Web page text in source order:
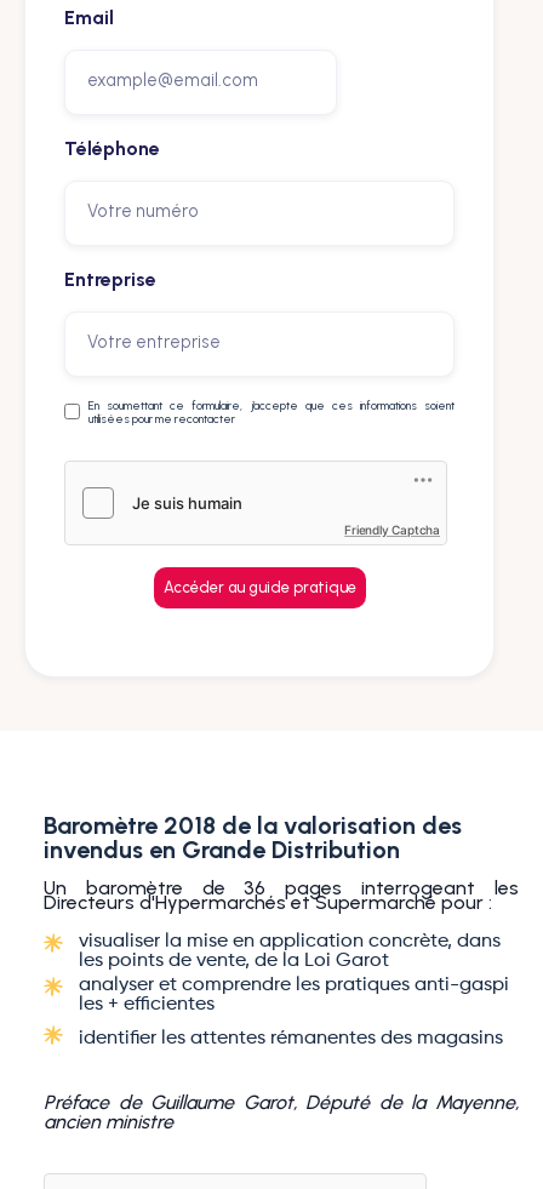
Email
Téléphone
Entreprise
En soumettant ce formulaire, j’accepte que ces informations soient
utilisées pour me recontacter
Friendly Captcha
Baromètre 2018 de la valorisation des
invendus en Grande Distribution
Un baromètre de 36 pages interrogeant les
Directeurs d'Hypermarchés et Supermarché pour :
visualiser la mise en application concrète, dans
les points de vente, de la Loi Garot
analyser et comprendre les pratiques anti-gaspi
les + efficientes
identifier les attentes rémanentes des magasins
Préface de Guillaume Garot, Député de la Mayenne,
ancien ministre